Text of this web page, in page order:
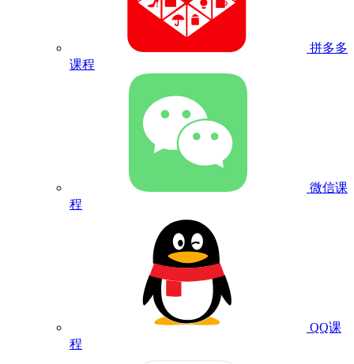
拼多多
课程
微信课
程
QQ课
程